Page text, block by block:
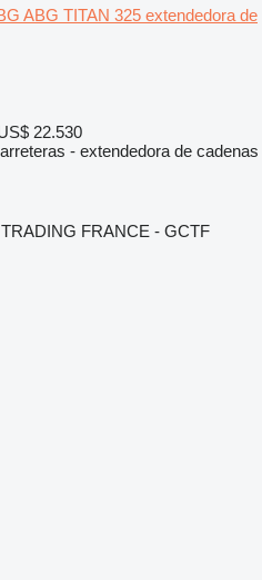
ABG TITAN 325 extendedora de
22.530
- extendedora de cadenas
FRANCE - GCTF